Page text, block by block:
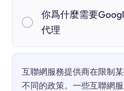
你爲什麼需要
代理
互聯網服務提供商在限制
不同的政策。一些互聯網